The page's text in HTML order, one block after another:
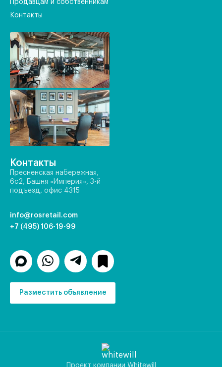
Продавцам и собственникам
Контакты
Контакты
Пресненская набережная,
6с2, Башня «Империя», 3-й
подъезд, офис 4315
info@rosretail.com
+7 (495) 106-19-99
Разместить объявление
Проект компании Whitewill